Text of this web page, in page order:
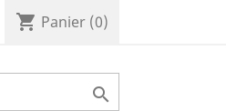
shopping_cart Panier (0)
